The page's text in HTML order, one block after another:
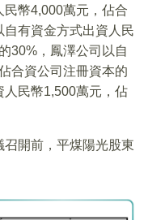
幣4,000萬元，佔合
有資金方式出資人民
30%，鳳澤公司以自
合資公司注冊資本的
人民幣1,500萬元，佔
開前，平煤陽光股東